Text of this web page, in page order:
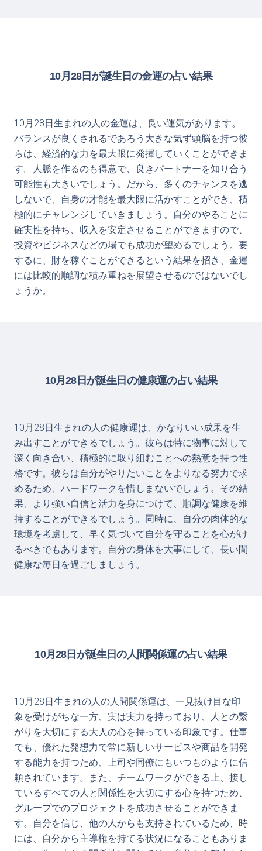
10月28日が誕生日の金運の占い結果
10月28日生まれの人の金運は、良い運気があります。
バランスが良くされるであろう大きな気ず頭脳を持つ彼
らは、経済的な力を最大限に発揮していくことができま
す。人脈を作るのも得意で、良きパートナーを知り合う
可能性も大きいでしょう。だから、多くのチャンスを逃
しないで、自身の才能を最大限に活かすことができ、積
極的にチャレンジしていきましょう。自分のやることに
確実性を持ち、収入を安定させることができますので、
投資やビジネスなどの場でも成功が望めるでしょう。要
するに、財を稼ぐことができるという結果を招き、金運
には比較的順調な積み重ねを展望させるのではないでし
ょうか。
10月28日が誕生日の健康運の占い結果
10月28日生まれの人の健康運は、かなりいい成果を生
み出すことができるでしょう。彼らは特に物事に対して
深く向き合い、積極的に取り組むことへの熱意を持つ性
格です。彼らは自分がやりたいことをよりなる努力で求
めるため、ハードワークを惜しまないでしょう。その結
果、より強い自信と活力を身につけて、順調な健康を維
持することができるでしょう。同時に、自分の肉体的な
環境を考慮して、早く気づいて自分を守ることを心がけ
るべきでもあります。自分の身体を大事にして、長い間
健康な毎日を過ごしましょう。
10月28日が誕生日の人間関係運の占い結果
10月28日生まれの人の人間関係運は、一見抜け目な印
象を受けがちな一方、実は実力を持っており、人との繋
がりを大切にする大人の心を持っている印象です。仕事
でも、優れた発想力で常に新しいサービスや商品を開発
する能力を持つため、上司や同僚にもいつものように信
頼されています。また、チームワークができる上、接し
ているすべての人と関係性を大切にする心を持つため、
グループでのプロジェクトを成功させることができま
す。自分を信じ、他の人からも支持されているため、時
には、自分から主導権を持てる状況になることもありま